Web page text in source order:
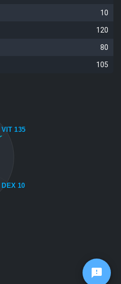
10
120
80
105
VIT 135
DEX 10